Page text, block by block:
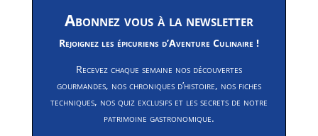
Abonnez vous à la newsletter
Rejoignez les épicuriens d’Aventure Culinaire !
Recevez chaque semaine nos découvertes
gourmandes, nos chroniques d’histoire, nos fiches
techniques, nos quiz exclusifs et les secrets de notre
patrimoine gastronomique.